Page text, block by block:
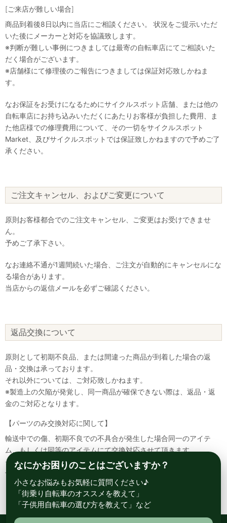
[ご来店が難しい場合]
商品到着後8日以内に当店にご相談ください。 状況をご提示いただ
いた後にメーカーと対応を協議致します。
※判断が難しい事例につきましては最寄の自転車店にてご相談いた
だく場合がございます。
※店舗様にて修理後のご報告につきましては保証対応致しかねま
す。
なお保証をお受けになるためにサイクルスポット店舗、または他の
自転車店にお持ち込みいただくにあたりお客様が負担した費用、ま
た他店様での修理費用について、その一切をサイクルスポット
Market、及びサイクルスポットでは保証致しかねますので予めご了
承ください。
ご注文キャンセル、およびご変更について
原則お客様都合でのご注文キャンセル、ご変更はお受けできませ
ん。
予めご了承下さい。
なお連絡不通が1週間続いた場合、ご注文が自動的にキャンセルにな
る場合があります。
当店からの返信メールを必ずご確認ください。
返品交換について
原則として初期不良品、または間違った商品が到着した場合の返
品・交換は承っております。
それ以外については、ご対応致しかねます。
※製造上の欠陥が発覚し、同一商品が確保できない際は、返品・返
金のご対応となります。
【パーツのみ交換対応に関して】
輸送中での傷、初期不良での不具合が発生した場合同一のアイテ
ム、もしくは同等のアイテムにて交換対応させて頂きます。
その場合該当部品を着払いにて返送して頂く必要が御座いますので
予めご了承ください。
なにかお困りのことはございますか？
小さなお悩みもお気軽に質問ください♪
「街乗り自転車のオススメを教えて」
「子供用自転車の選び方を教えて」など